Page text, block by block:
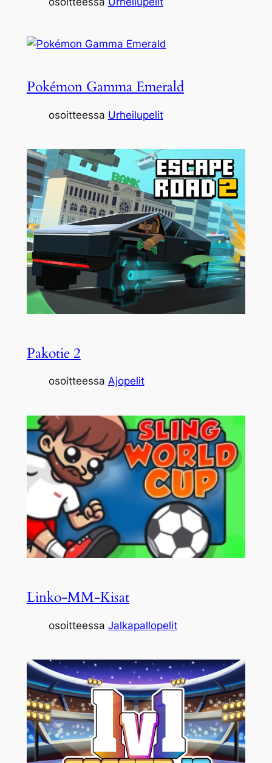
Pokémon Gamma Emerald
osoitteessa Urheilupelit
Pakotie 2
osoitteessa Ajopelit
Linko-MM-Kisat
osoitteessa Jalkapallopelit